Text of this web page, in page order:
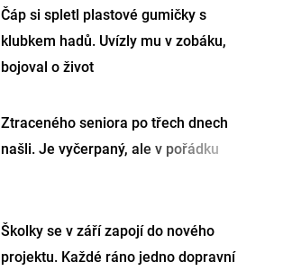
Čáp si spletl plastové gumičky s
klubkem hadů. Uvízly mu v zobáku,
bojoval o život
Ztraceného seniora po třech dnech
našli. Je vyčerpaný, ale v pořádku
Školky se v září zapojí do nového
projektu. Každé ráno jedno dopravní